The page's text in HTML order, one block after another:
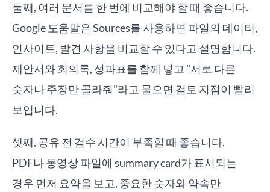
둘째, 여러 문서를 한 번에 비교해야 할 때 좋습니다.
Google 도움말은 Sources를 사용하면 파일의 데이터,
인사이트, 발견 사항을 비교할 수 있다고 설명합니다.
제안서와 회의록, 성과표를 함께 넣고 "서로 다른
숫자나 주장만 골라줘"라고 물으면 검토 지점이 빨리
보입니다.
셋째, 공유 전 검수 시간이 부족할 때 좋습니다.
PDF나 동영상 파일에 summary card가 표시되는
경우 먼저 요약을 보고, 중요한 숫자와 약속만